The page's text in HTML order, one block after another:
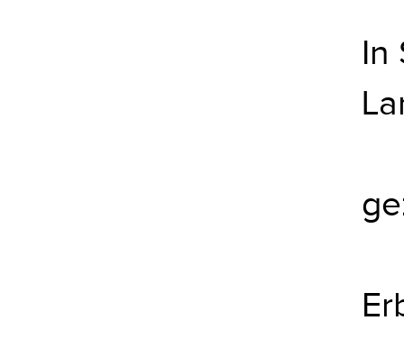
In